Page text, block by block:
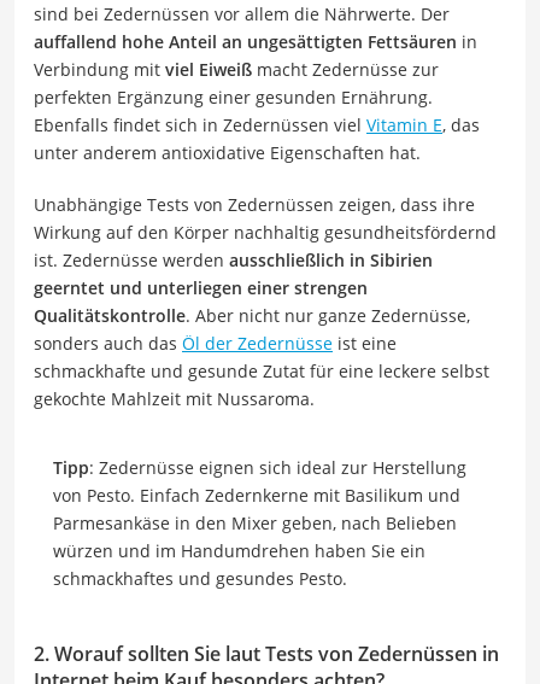
sind bei Zedernüssen vor allem die Nährwerte. Der
auffallend hohe Anteil an ungesättigten Fettsäuren in
Verbindung mit viel Eiweiß macht Zedernüsse zur
perfekten Ergänzung einer gesunden Ernährung.
Ebenfalls findet sich in Zedernüssen viel Vitamin E, das
unter anderem antioxidative Eigenschaften hat.
Unabhängige Tests von Zedernüssen zeigen, dass ihre
Wirkung auf den Körper nachhaltig gesundheitsfördernd
ist. Zedernüsse werden ausschließlich in Sibirien
geerntet und unterliegen einer strengen
Qualitätskontrolle. Aber nicht nur ganze Zedernüsse,
sonders auch das Öl der Zedernüsse ist eine
schmackhafte und gesunde Zutat für eine leckere selbst
gekochte Mahlzeit mit Nussaroma.
Tipp: Zedernüsse eignen sich ideal zur Herstellung
von Pesto. Einfach Zedernkerne mit Basilikum und
Parmesankäse in den Mixer geben, nach Belieben
würzen und im Handumdrehen haben Sie ein
schmackhaftes und gesundes Pesto.
2. Worauf sollten Sie laut Tests von Zedernüssen in